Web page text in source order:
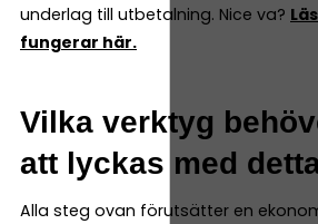
underlag till utbetalning. Nice va?
fungerar här.
Vilka verktyg
att lyckas med
Alla steg ovan förutsätter en